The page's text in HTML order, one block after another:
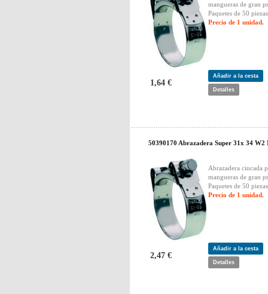
mangueras de gran
Paquetes de 50
Precio de 1 unidad.
1,64 €
Añadir a la cesta
Detalles
50390170 Abrazadera Super 31x 34 W2
Abrazadera cincada
mangueras de gran
Paquetes de 50
Precio de 1 unidad.
2,47 €
Añadir a la cesta
Detalles